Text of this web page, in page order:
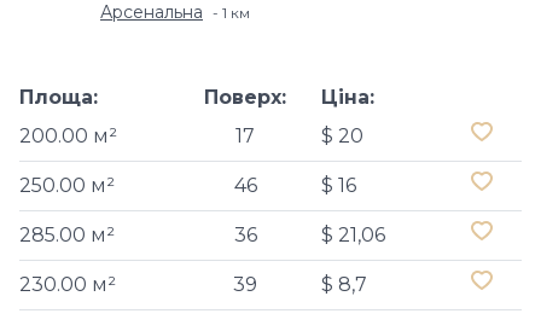
Арсенальна 1 км
Площа:
200.00 м²
Поверх:
17
Ціна:
$ 20
250.00 м² 46 $ 16
285.00 м² 36 $ 21,06
230.00 м² 39 $ 8,7